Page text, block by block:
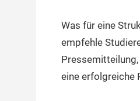
Was für eine
empfehle
eine erfolgreiche